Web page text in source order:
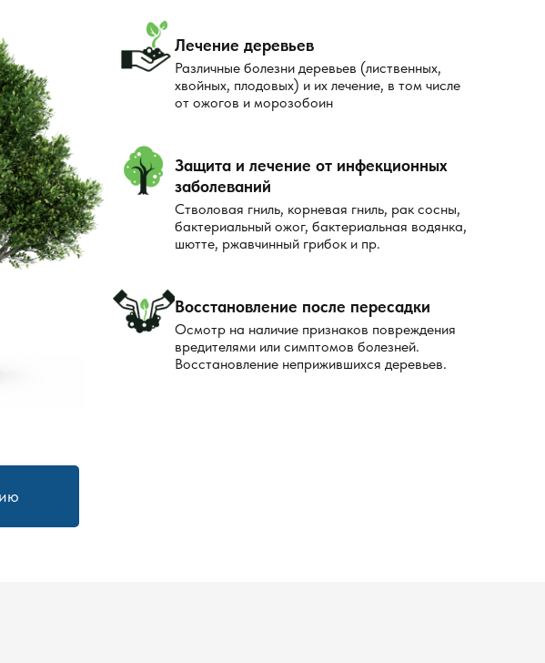
Лечение деревьев
Различные болезни деревьев (лиственных,
хвойных, плодовых) и их лечение, в том числе
от ожогов и морозобоин
Защита и лечение от инфекционных
заболеваний
Стволовая гниль, корневая гниль, рак сосны,
бактериальный ожог, бактериальная водянка,
шютте, ржавчинный грибок и пр.
Восстановление после пересадки
Осмотр на наличие признаков повреждения
вредителями или симптомов болезней.
Восстановление неприжившихся деревьев.